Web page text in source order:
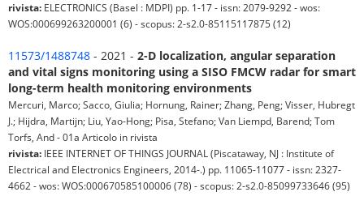
rivista: ELECTRONICS (Basel : MDPI) pp. 1-17 - issn: 2079-9292 - wos:
WOS:000699263200001 (6) - scopus: 2-s2.0-85115117875 (12)
11573/1488748 - 2021 - 2-D localization, angular separation
and vital signs monitoring using a SISO FMCW radar for smart
long-term health monitoring environments
Mercuri, Marco; Sacco, Giulia; Hornung, Rainer; Zhang, Peng; Visser, Hubregt
J.; Hijdra, Martijn; Liu, Yao-Hong; Pisa, Stefano; Van Liempd, Barend; Tom
Torfs, And - 01a Articolo in rivista
rivista: IEEE INTERNET OF THINGS JOURNAL (Piscataway, NJ : Institute of
Electrical and Electronics Engineers, 2014-.) pp. 11065-11077 - issn: 2327-
4662 - wos: WOS:000670585100006 (78) - scopus: 2-s2.0-85099733646 (95)